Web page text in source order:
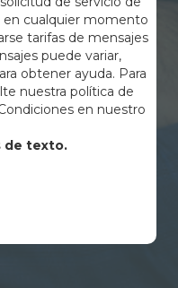
en cualquier momento
tarifas de mensajes
puede variar,
obtener ayuda. Para
nuestra política de
en nuestro
de texto.